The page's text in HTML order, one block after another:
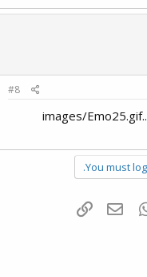
#8
You must
WhatsAppדואר אלקטרוני